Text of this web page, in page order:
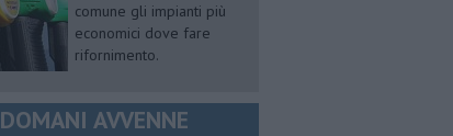
comune gli impianti più
economici dove fare
rifornimento.
DOMANI AVVENNE